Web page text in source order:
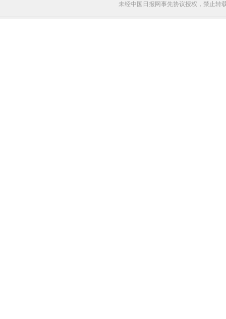
未经中国日报网事先协议授权，禁止转